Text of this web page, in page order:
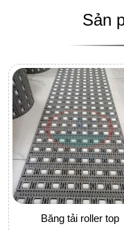
Sản
Băng tải roller top